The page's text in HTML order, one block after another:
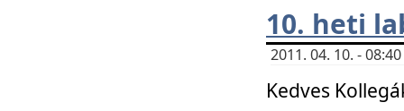
10. heti
2011. 04. 10. -
Kedves